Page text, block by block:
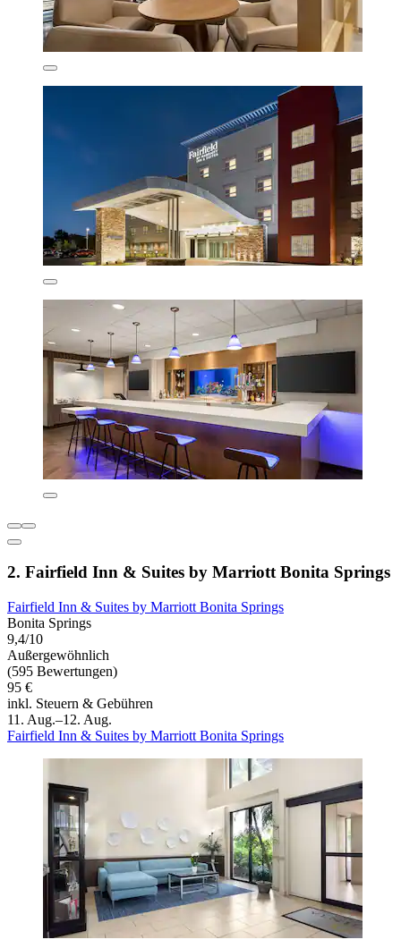
2. Fairfield Inn & Suites by Marriott Bonita Springs
Fairfield Inn & Suites by Marriott Bonita Springs
Bonita Springs
9,4/10
Außergewöhnlich
(595 Bewertungen)
95 €
inkl. Steuern & Gebühren
11. Aug.–12. Aug.
Fairfield Inn & Suites by Marriott Bonita Springs